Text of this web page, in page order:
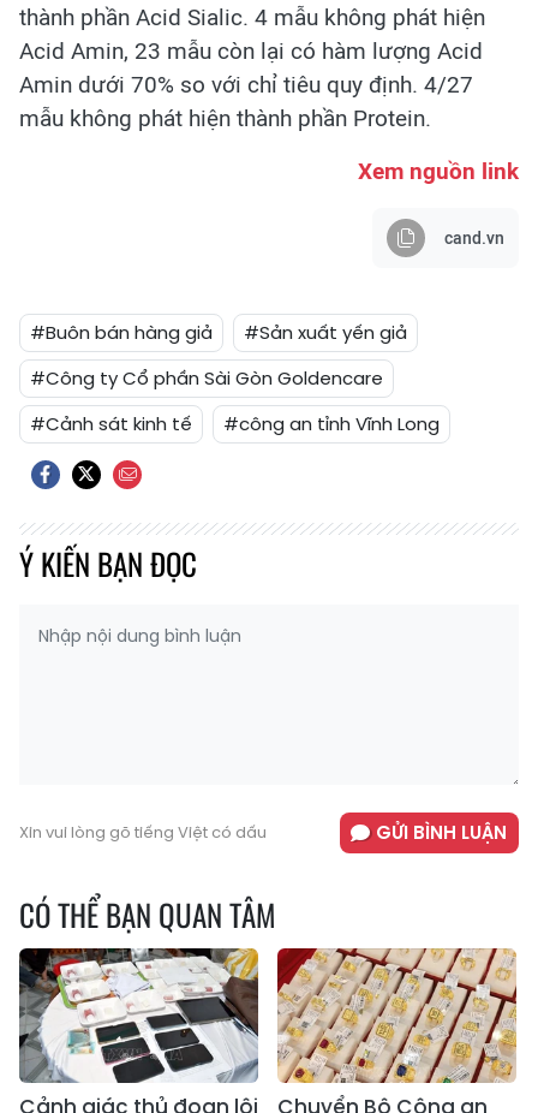
thành phần Acid Sialic. 4 mẫu không phát hiện
Acid Amin, 23 mẫu còn lại có hàm lượng Acid
Amin dưới 70% so với chỉ tiêu quy định. 4/27
mẫu không phát hiện thành phần Protein.
Xem nguồn link
cand.vn
#Buôn bán hàng giả
#Sản xuất yến giả
#Công ty Cổ phần Sài Gòn Goldencare
#Cảnh sát kinh tế
#công an tỉnh Vĩnh Long
Ý KIẾN BẠN ĐỌC
Xin vui lòng gõ tiếng Việt có dấu GỬI BÌNH LUẬN
CÓ THỂ BẠN QUAN TÂM
Cảnh giác thủ đoạn lôi
Chuyển Bộ Công an